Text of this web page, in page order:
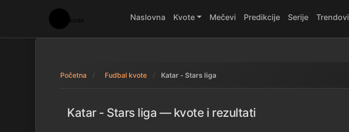
Naslovna Kvote Mečevi Predikcije Serije Trendovi
Početna Fudbal kvote Katar - Stars liga
Katar - Stars liga — kvote i rezultati